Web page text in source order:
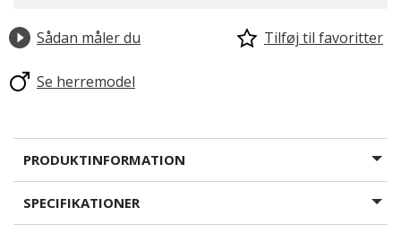
Sådan måler du Tilføj til favoritter
Se herremodel
PRODUKTINFORMATION
SPECIFIKATIONER